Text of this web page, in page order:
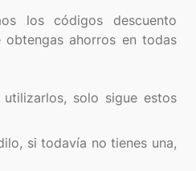
los códigos descuento
obtengas ahorros en todas
solo sigue estos
si todavía no tienes una,